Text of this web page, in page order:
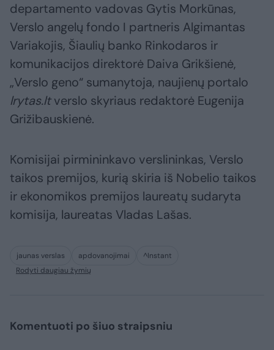
departamento vadovas Gytis Morkūnas,
Verslo angelų fondo I partneris Algimantas
Variakojis, Šiaulių banko Rinkodaros ir
komunikacijos direktorė Daiva Grikšienė,
„Verslo geno“ sumanytoja, naujienų portalo
lrytas.ltverslo skyriaus redaktorė Eugenija
Grižibauskienė.
Komisijai pirmininkavo verslininkas, Verslo
taikos premijos, kurią skiria iš Nobelio taikos
ir ekonomikos premijos laureatų sudaryta
komisija, laureatas Vladas Lašas.
jaunas verslas apdovanojimai
^Instant
Rodyti daugiau žymių
Komentuoti po šiuo straipsniu